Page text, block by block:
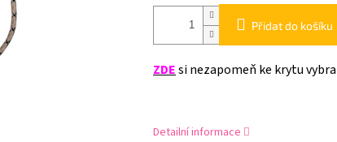
Přidat do košíku
ZDEsi nezapomeň ke krytu
Detailní informace